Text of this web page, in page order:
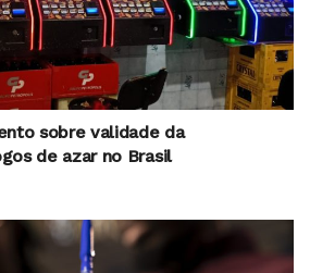
sobre validade da
de azar no Brasil